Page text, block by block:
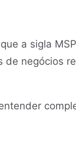
a sigla
de negócios